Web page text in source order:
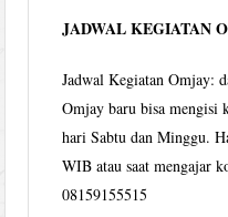
JADWAL KEGIATAN
Jadwal Kegiatan Omjay:
Omjay baru bisa mengisi
hari Sabtu dan Minggu.
WIB atau saat mengajar
08159155515